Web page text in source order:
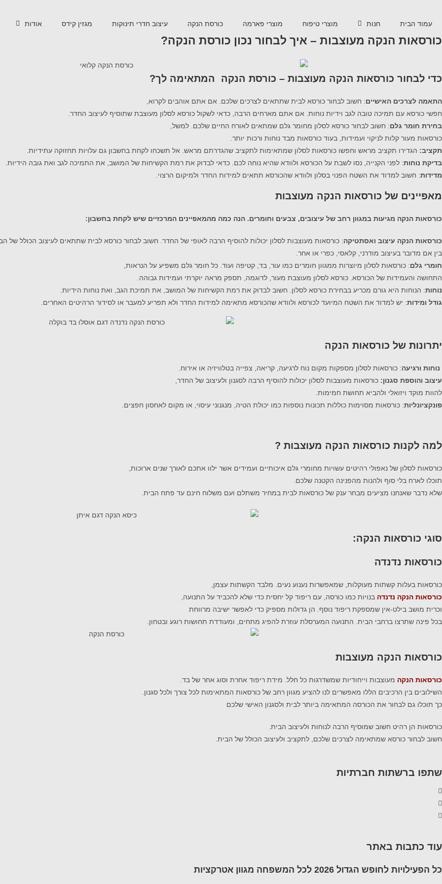
עמוד הבית חנות מוצרי טיפוח מוצרי פארמה כורסת הנקה עיצוב חדרי תינוקות מגזין קידס אודות
כורסאות הנקה מעוצבות – איך לבחור נכון כורסת הנקה?
כדי לבחור כורסאות הנקה מעוצבות – כורסת הנקה המתאימה לך?
התאמה לצרכים האישיים: חשוב לבחור כורסא לבית שתתאים לצרכים שלכם. אם אתם אוהבים לקרוא,
חפשי כורסא עם תמיכה טובה לגב וידיות נוחות. אם אתם מארחים הרבה, כדאי לשקול כורסא לסלון מעוצבת שתוסיף לעיצוב החדר.
בחירת חומר גלם: חשוב לבחור כורסא לסלון מחומר גלם שמתאים לאורח החיים שלכם. למשל,
כורסאות מעור קלות לניקוי ועמידות, בעוד כורסאות מבד נוחות ורכות יותר.
תקציב: הגדירו תקציב מראש וחפשו כורסאות לסלון שמתאימות לתקציב שהגדרתם מראש. אל תשכחו לקחת בחשבון גם עלויות תחזוקה עתידיות.
בדיקת נוחות: לפני הקנייה, נסו לשבת על הכורסא ולוודא שהיא נוחה לכם. כדאי לבדוק את רמת הקשיחות של המושב, את התמיכה לגב ואת גובה הידיות.
מדידות: חשוב למדוד את השטח הפנוי בסלון ולוודא שהכורסא תתאים למידות החדר ולמיקום הרצוי.
מאפיינים של כורסאות הנקה מעוצבות
כורסאות הנקה מגיעות במגוון רחב של עיצובים, צבעים וחומרים. הנה כמה מהמאפיינים המרכזיים שיש לקחת בחשבון:
כורסאות הנקה עיצוב ואסתטיקה: כורסאות מעוצבות לסלון יכולות להוסיף הרבה לאופי של החדר. חשוב לבחור כורסא לבית שתתאים לעיצוב הכולל של
בין אם מדובר בעיצוב מודרני, קלאסי, כפרי או אחר.
חומרי גלם: כורסאות לסלון מיוצרות ממגוון חומרים כמו עור, בד, קטיפה ועוד. כל חומר גלם משפיע על הנראות,
התחושה והעמידות של הכורסא. כורסא לסלון מעוצבת מעור, לדוגמה, תספק מראה יוקרתי ועמידות גבוהה.
נוחות: הנוחות היא גורם מכריע בבחירת כורסא לסלון. חשוב לבדוק את רמת הקשיחות של המושב, את תמיכת הגב, ואת נוחות הידיות.
גודל ומידות: יש למדוד את השטח המיועד לכורסא ולוודא שהכורסא מתאימה למידות החדר ולא תפריע למעבר או לסידור הרהיטים האחרים.
יתרונות של כורסאות הנקה
נוחות ורגיעה: כורסאות לסלון מספקות מקום נוח לרגיעה, קריאה, צפייה בטלוויזיה או אירוח.
עיצוב והוספת סגנון: כורסאות מעוצבות לסלון יכולות להוסיף הרבה לסגנון ולעיצוב של החדר,
להוות מוקד ויזואלי ולהביא תחושת חמימות.
פונקציונליות: כורסאות מסוימות כוללות תכונות נוספות כמו יכולת הטיה, מנגנוני עיסוי, או מקום לאחסון חפצים.
למה לקנות כורסאות הנקה מעוצבות ?
כורסאות לסלון של נאפולי רהיטים עשויות מחומרי גלם איכותיים ועמידים אשר ילוו אתכם לאורך שנים ארוכות,
תוכלו לארח בלי סוף ולהנות מהפנינה הקטנה שלכם.
שלא נדבר שאנחנו מציעים מבחר ענק של כורסאות לבית במחיר משתלם ועם משלוח חינם עד פתח הבית.
סוגי כורסאות הנקה:
כורסאות נדנדה
כורסאות בעלות קשתות מעוקלות, שמאפשרות נענוע נעים. מלבד הקשתות עצמן,
כורסאות הנקה נדנדה בנויות כמו כורסה, עם ריפוד קל יחסית כדי שלא להכביד על התנועה,
וכרית מושב בילט-אין שמספקת ריפוד נוסף. הן גדולות מספיק כדי לאפשר ישיבה מרווחת
בכל פינה שתרצו ברחבי הבית. התנועה המערסלת עוזרת להפיג מתחים, ומעודדת תחושות רוגע ובטחון.
כורסאות הנקה מעוצבות
כורסאות הנקה מעוצבות וייחודיות שמשדרגות כל חלל. מידת ריפוד אחרת וסוג אחר של בד.
השילובים בין הרכיבים הללו מאפשרים לנו להציע מגוון רחב של כורסאות המתאימות לכל צורך ולכל סגנון.
כך תוכלו גם לבחור את הכורסה המתאימה ביותר לבית ולסגנון האישי שלכם
כורסאות הן רהיט חשוב שמוסיף הרבה לנוחות ולעיצוב הבית.
חשוב לבחור כורסא שמתאימה לצרכים שלכם, לתקציב ולעיצוב הכולל של הבית.
שתפו ברשתות חברתיות
עוד כתבות באתר
כל הפעילויות לחופש הגדול 2026 לכל המשפחה מגוון אטרקציות